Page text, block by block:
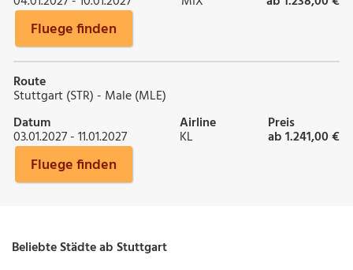
Fluege finden
Route
Stuttgart (STR) - Male (MLE)
Datum
03.01.2027 - 11.01.2027
Airline
KL
Preis
ab 1.241,00 €
Fluege finden
Beliebte Städte ab Stuttgart